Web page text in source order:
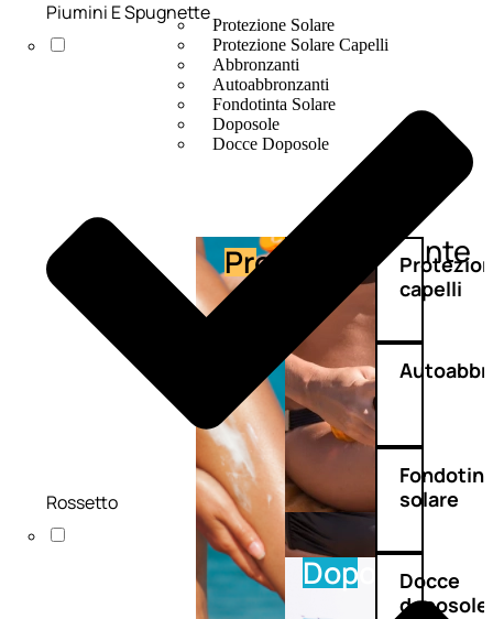
Protezione Solare
Protezione Solare Capelli
Abbronzanti
Autoabbronzanti
Fondotinta Solare
Doposole
Docce Doposole
ProtezioneAbbronzante
Doposole
capelli
solare
Docce
doposole
Piumini E Spugnette
Rossetto